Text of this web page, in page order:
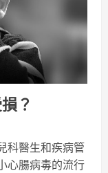
？
科醫生和疾病管
心腸病毒的流行